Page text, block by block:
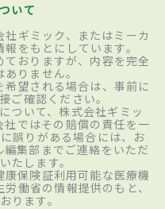
いて
ギミック、またはミーカ
をもとにしています。
おりますが、内容を完全
りません。
望される場合は、事前に
ご確認ください。
ついて、株式会社ギミッ
ではその賠償の責任を一
誤りがある場合には、お
集部までご連絡をいただ
たします。
保険証利用可能な医療機
働省の情報提供のもと、
ります。